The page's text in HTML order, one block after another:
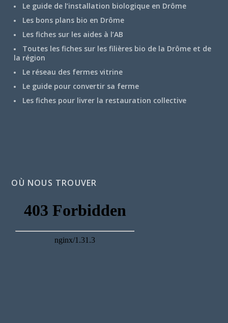
Le guide de l’installation biologique en Drôme
Les bons plans bio en Drôme
Les fiches sur les aides à l’AB
Toutes les fiches sur les filières bio de la Drôme et de
la région
Le réseau des fermes vitrine
Le guide pour convertir sa ferme
Les fiches pour livrer la restauration collective
OÙ NOUS TROUVER